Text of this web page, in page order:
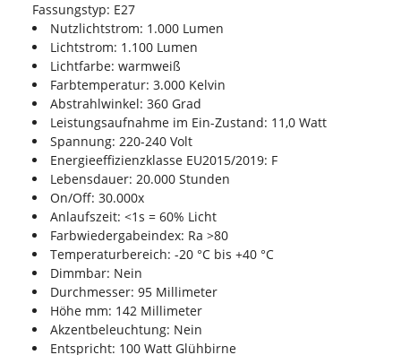
Fassungstyp: E27
Nutzlichtstrom: 1.000 Lumen
Lichtstrom: 1.100 Lumen
Lichtfarbe: warmweiß
Farbtemperatur: 3.000 Kelvin
Abstrahlwinkel: 360 Grad
Leistungsaufnahme im Ein-Zustand: 11,0 Watt
Spannung: 220-240 Volt
Energieeffizienzklasse EU2015/2019: F
Lebensdauer: 20.000 Stunden
On/Off: 30.000x
Anlaufszeit: <1s = 60% Licht
Farbwiedergabeindex: Ra >80
Temperaturbereich: -20 °C bis +40 °C
Dimmbar: Nein
Durchmesser: 95 Millimeter
Höhe mm: 142 Millimeter
Akzentbeleuchtung: Nein
Entspricht: 100 Watt Glühbirne